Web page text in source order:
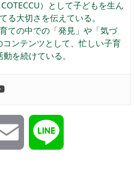
）として子どもを生ん
る大切さを伝えている。
ての中での「発見」や「気づ
ンテンツとして、忙しい子育
を続けている。
Email